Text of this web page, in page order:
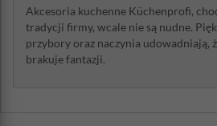
Akcesoria kuchenne Küchenprofi,
tradycji firmy, wcale nie są nudne.
przybory oraz naczynia udowadniają,
brakuje fantazji.